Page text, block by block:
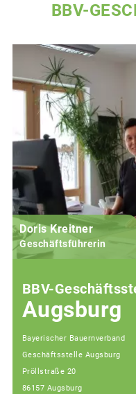
BBV-
Doris Kreitner
Geschäftsführerin
BBV-
Augsburg
Bayerischer Bauernverband
Geschäftsstelle Augsburg
Pröllstraße 20
86157 Augsburg